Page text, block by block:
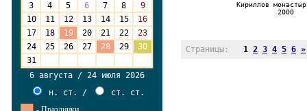
3
4 5 6 7 8
9
10
11 12 13 14 15
16
17
18 19 20 21 22
23
24
25 26 27 28 29
30
31
6 августа / 24 июля 2026
н. ст.
/
ст. ст.
Кириллов
2000
Страницы: 1 2 3 4 5 6 »